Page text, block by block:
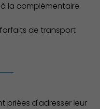
actes
la complémentaire
de transport
priées d'adresser leur